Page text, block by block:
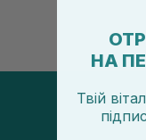
НА
Твій